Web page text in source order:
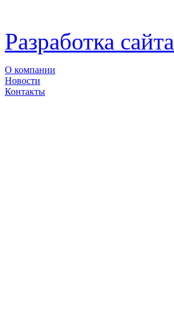
Разработка сайта
О компании
Новости
Контакты